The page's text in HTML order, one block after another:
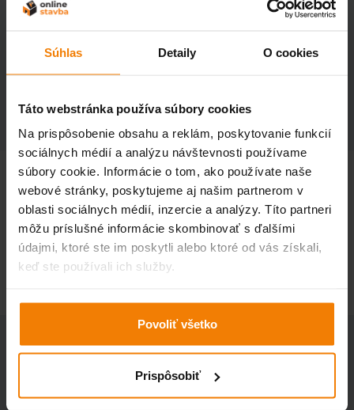
Súhlas Detaily O cookies
Táto webstránka používa súbory cookies
Na prispôsobenie obsahu a reklám, poskytovanie funkcií
sociálnych médií a analýzu návštevnosti používame
súbory cookie. Informácie o tom, ako používate naše
webové stránky, poskytujeme aj našim partnerom v
oblasti sociálnych médií, inzercie a analýzy. Títo partneri
môžu príslušné informácie skombinovať s ďalšími
údajmi, ktoré ste im poskytli alebo ktoré od vás získali,
keď ste používali ich služby.
Povoliť všetko
Prispôsobiť
POPIS PRODUKTU
TECHNICKÉ ÚDAJE
ÚDAJE O DOPRAVE A BALENÍ
Perový rýchlozáves K05 štvorbodový slúži na pevné a
stabilné zavesenie CD profilov pri montáži
sadrokartónových podhľadov. Štvorbodové uchytenie
zvyšuje stabilitu konštrukcie a umožňuje rýchle a presné
nastavenie výšky.
Podobné